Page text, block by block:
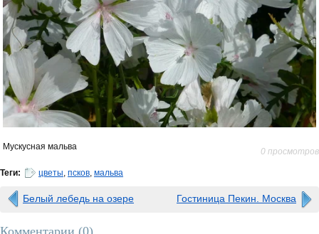
Мускусная мальва 0 просмотров
Теги: цветы, псков, мальва
Белый лебедь на озере Гостиница Пекин. Москва
Комментарии (0)